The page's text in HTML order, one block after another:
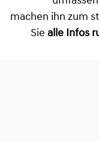
machen ihn zum
Sie alle Infos